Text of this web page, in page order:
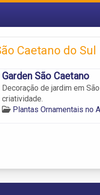
Caetano do Sul
Garden São Caetano
Decoração de jardim em
criatividade.
Plantas Ornamentais no